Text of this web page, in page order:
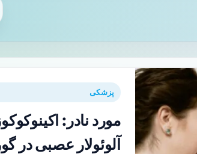
پزشکی
مورد نادر:
آلوئولار عصبی در